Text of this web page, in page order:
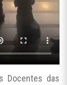
Docentes das